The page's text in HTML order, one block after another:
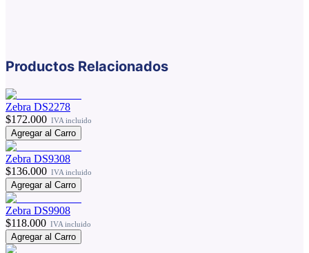
Productos Relacionados
Zebra DS2278
$172.000 IVA incluido
Agregar al Carro
Zebra DS9308
$136.000 IVA incluido
Agregar al Carro
Zebra DS9908
$118.000 IVA incluido
Agregar al Carro